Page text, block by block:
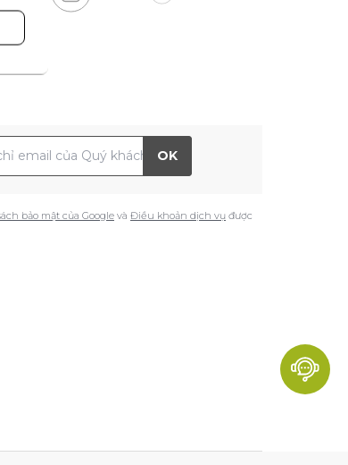
OK
bảo mật của Google và Điều khoản dịch vụ được